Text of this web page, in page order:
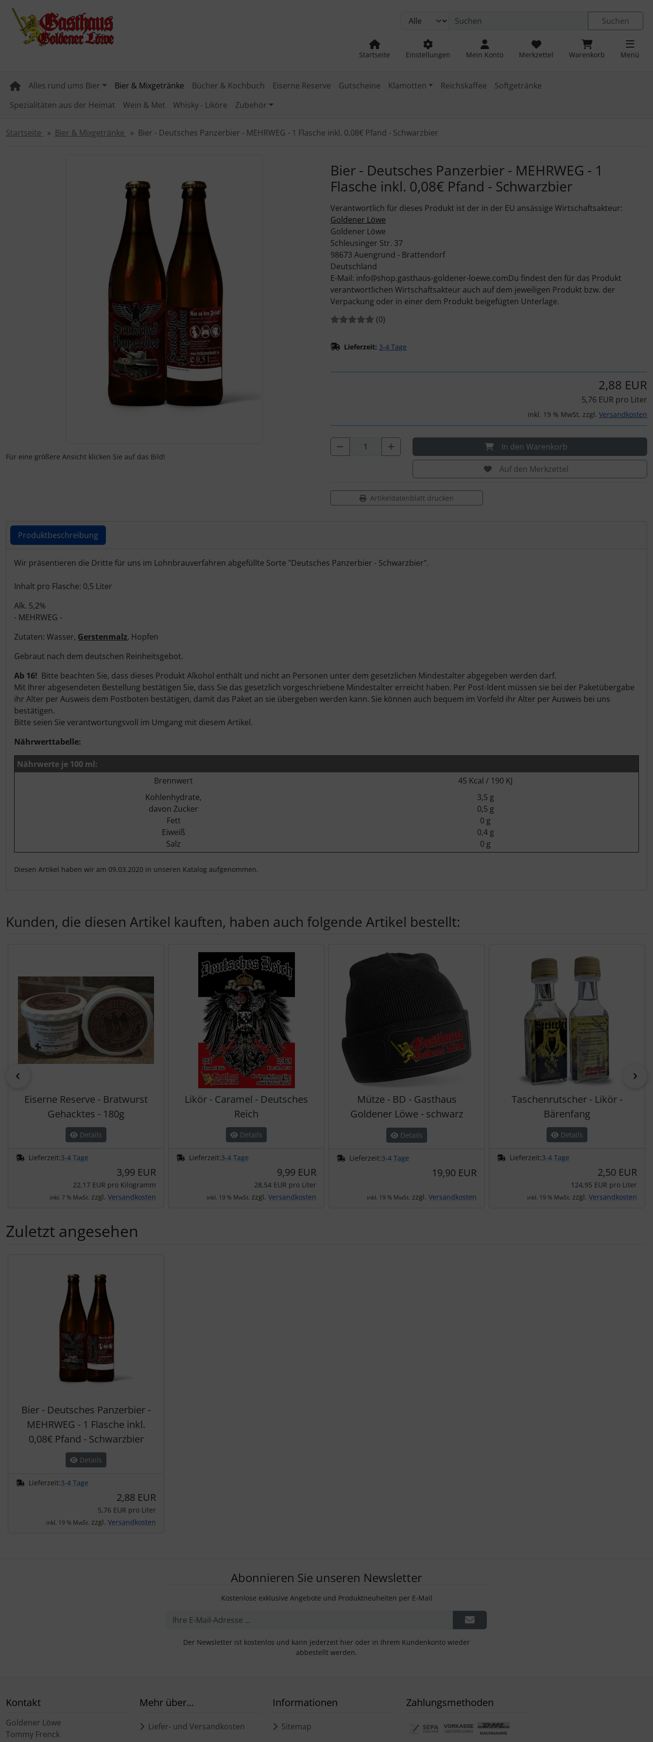
Sprungnavigation
Springe zu den allgemeinen Informationen
Suchen
Startseite Einstellungen Mein Konto Merkzettel Warenkorb Menü
Alles rund ums Bier Bier & Mixgetränke Bücher & Kochbuch Eiserne Reserve Gutscheine Klamotten Reichskaffee
Softgetränke
Spezialitäten aus der Heimat
Wein & Met Whisky - Liköre Zubehör
Startseite Bier & Mixgetränke Bier - Deutsches Panzerbier - MEHRWEG - 1 Flasche inkl. 0,08€ Pfand - Schwarzbier
Bier - Deutsches Panzerbier - MEHRWEG - 1
Flasche inkl. 0,08€ Pfand - Schwarzbier
Verantwortlich für dieses Produkt ist der in der EU ansässige Wirtschaftsakteur:
Goldener Löwe
Goldener Löwe
Schleusinger Str. 37
98673 Auengrund - Brattendorf
Deutschland
E-Mail: info@shop.gasthaus-goldener-loewe.comDu findest den für das Produkt
verantwortlichen Wirtschaftsakteur auch auf dem jeweiligen Produkt bzw. der
Verpackung oder in einer dem Produkt beigefügten Unterlage.
Bewertungen:
(0Bewertungen
)
Lieferzeit: 3-4 Tage
Für eine größere Ansicht klicken Sie auf das Bild!
2,88 EUR
5,76 EUR pro Liter
inkl. 19 % MwSt. zzgl. Versandkosten
In den Warenkorb
Auf den Merkzettel
Artikeldatenblatt drucken
Produktbeschreibung
Produktbeschreibung
Wir präsentieren die Dritte für uns im Lohnbrauverfahren abgefüllte Sorte "Deutsches Panzerbier - Schwarzbier".
Inhalt pro Flasche: 0,5 Liter
Alk. 5,2%
- MEHRWEG -
Zutaten: Wasser, Gerstenmalz, Hopfen
Gebraut nach dem deutschen Reinheitsgebot.
Ab 16! Bitte beachten Sie, dass dieses Produkt Alkohol enthält und nicht an Personen unter dem gesetzlichen Mindestalter abgegeben werden darf.
Mit Ihrer abgesendeten Bestellung bestätigen Sie, dass Sie das gesetzlich vorgeschriebene Mindestalter erreicht haben. Per Post-Ident müssen sie bei der Paketübergabe
ihr Alter per Ausweis dem Postboten bestätigen, damit das Paket an sie übergeben werden kann. Sie können auch bequem im Vorfeld ihr Alter per Ausweis bei uns
bestätigen.
Bitte seien Sie verantwortungsvoll im Umgang mit diesem Artikel.
Nährwerttabelle:
Nährwerte je 100 ml:
Brennwert
45 Kcal / 190 KJ
Kohlenhydrate,
davon Zucker
Fett
Eiweiß
Salz
3,5 g
0,5 g
0 g
0,4 g
0 g
Diesen Artikel haben wir am 09.03.2020 in unseren Katalog aufgenommen.
Kunden, die diesen Artikel kauften, haben auch folgende Artikel bestellt:
Eiserne Reserve - Bratwurst
Gehacktes - 180g
Details
Lieferzeit:3-4 Tage
3,99 EUR
22,17 EUR pro Kilogramm
inkl. 7 % MwSt. zzgl. Versandkosten
Likör - Caramel - Deutsches
Reich
Details
Lieferzeit:3-4 Tage
9,99 EUR
28,54 EUR pro Liter
inkl. 19 % MwSt. zzgl. Versandkosten
Mütze - BD - Gasthaus
Goldener Löwe - schwarz
Details
Lieferzeit:3-4 Tage
19,90 EUR
inkl. 19 % MwSt. zzgl. Versandkosten
Taschenrutscher - Likör -
Bärenfang
Details
Lieferzeit:3-4 Tage
2,50 EUR
124,95 EUR pro Liter
inkl. 19 % MwSt. zzgl. Versandkosten
Zuletzt angesehen
Bier - Deutsches Panzerbier -
MEHRWEG - 1 Flasche inkl.
0,08€ Pfand - Schwarzbier
Details
Lieferzeit:3-4 Tage
2,88 EUR
5,76 EUR pro Liter
inkl. 19 % MwSt. zzgl. Versandkosten
Abonnieren Sie unseren Newsletter
Kostenlose exklusive Angebote und Produktneuheiten per E-Mail
Der Newsletter ist kostenlos und kann jederzeit hier oder in Ihrem Kundenkonto wieder
abbestellt werden.
Kontakt
Goldener Löwe
Tommy Frenck
Mehr über...
Liefer- und Versandkosten
Informationen
Sitemap
Zahlungsmethoden